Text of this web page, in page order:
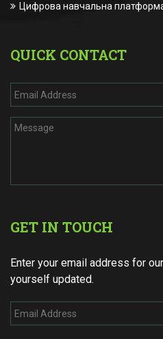
Цифрова навчальна платформа
QUICK CONTACT
GET IN TOUCH
Enter your email address for
yourself updated.